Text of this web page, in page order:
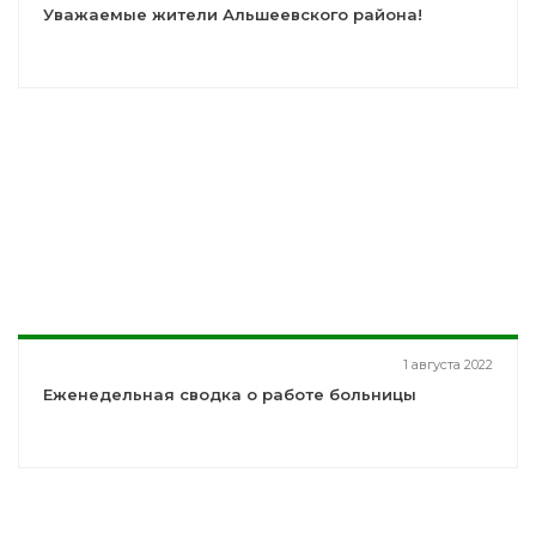
Уважаемые жители Альшеевского района!
1 августа 2022
Еженедельная сводка о работе больницы